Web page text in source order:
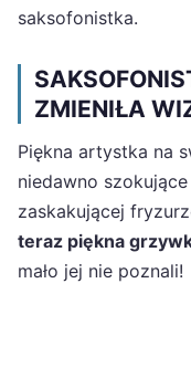
saksofonistka.
ZMIENIŁA
Piękna artystka na
niedawno
zaskakującej
teraz piękna
mało jej nie poznali!